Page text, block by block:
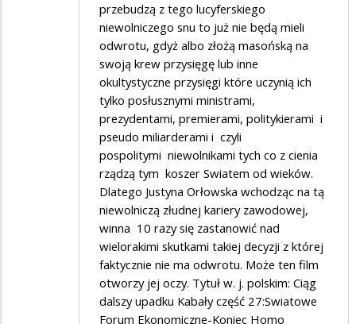
przebudzą z tego lucyferskiego
niewolniczego snu to już nie będą mieli
odwrotu, gdyż albo złożą masońską na
swoją krew przysięgę lub inne
okultystyczne przysięgi które uczynią ich
tylko posłusznymi ministrami,
prezydentami, premierami, politykierami i
pseudo miliarderami i czyli
pospolitymi niewolnikami tych co z cienia
rządzą tym koszer Swiatem od wieków.
Dlatego Justyna Orłowska wchodząc na tą
niewolniczą złudnej kariery zawodowej,
winna 10 razy się zastanowić nad
wielorakimi skutkami takiej decyzji z której
faktycznie nie ma odwrotu. Może ten film
otworzy jej oczy. Tytuł w. j. polskim: Ciąg
dalszy upadku Kabały część 27:Swiatowe
Forum Ekonomiczne-Koniec Homo